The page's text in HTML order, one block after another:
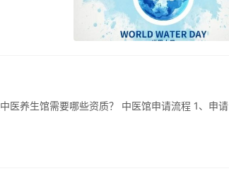
医养生馆需要哪些资质？ 中医馆申请流程 1、申